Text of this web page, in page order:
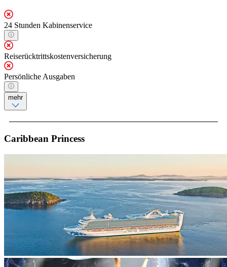
24 Stunden Kabinenservice
Reiserücktrittskostenversicherung
Persönliche Ausgaben
mehr
Caribbean Princess